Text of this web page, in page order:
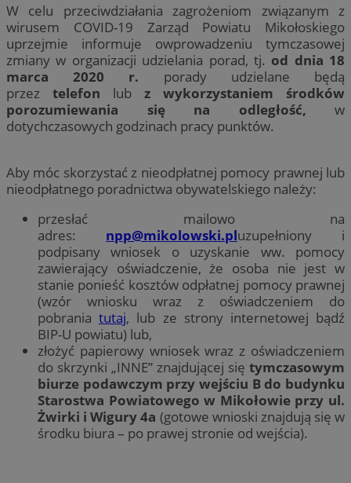
W celu przeciwdziałania zagrożeniom związanym z
wirusem COVID-19 Zarząd Powiatu Mikołoskiego
uprzejmie informuje owprowadzeniu tymczasowej
zmiany w organizacji udzielania porad, tj. od dnia 18
marca 2020 r. porady udzielane będą
przez telefon lub z wykorzystaniem środków
porozumiewania się na odległość, w
dotychczasowych godzinach pracy punktów.
Aby móc skorzystać z nieodpłatnej pomocy prawnej lub
nieodpłatnego poradnictwa obywatelskiego należy:
przesłać mailowo na
adres: npp@mikolowski.pluzupełniony i
podpisany wniosek o uzyskanie ww. pomocy
zawierający oświadczenie, że osoba nie jest w
stanie ponieść kosztów odpłatnej pomocy prawnej
(wzór wniosku wraz z oświadczeniem do
pobraniatutaj, lub ze strony internetowej bądź
BIP-U powiatu) lub,
złożyć papierowy wniosek wraz z oświadczeniem
do skrzynki „INNE” znajdującej się tymczasowym
biurze podawczym przy wejściu B do budynku
Starostwa Powiatowego w Mikołowie przy ul.
Żwirki i Wigury 4a (gotowe wnioski znajdują się w
środku biura – po prawej stronie od wejścia).